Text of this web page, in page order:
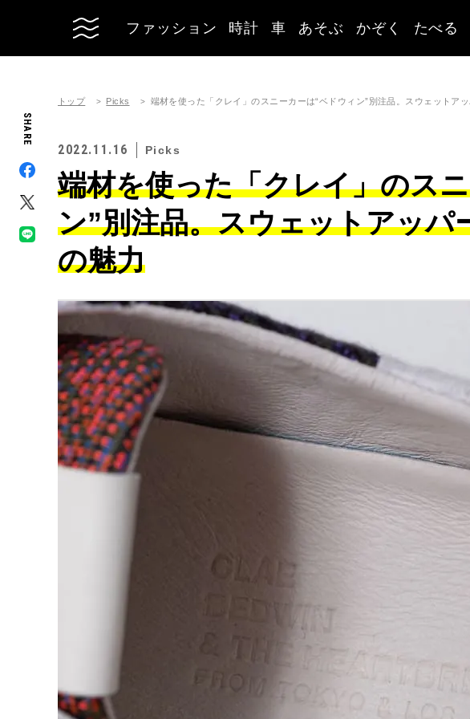
ファッション 時計 車 あそぶ かぞく たべる
SHARE
トップ Picks 端材を使った「クレイ」のスニーカーは“ベドウィン”別注品。スウェットア
2022.11.16 Picks
端材を使った「クレイ」のス
ン”別注品。スウェットアッパ
の魅力